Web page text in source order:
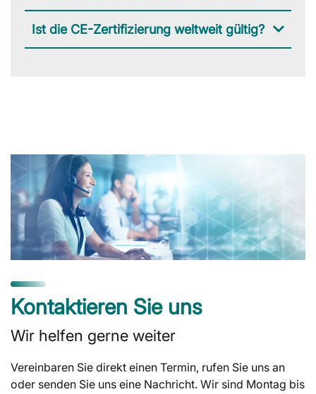
Ist die CE-Zertifizierung weltweit gültig?
Kontaktieren Sie uns
Wir helfen gerne weiter
Vereinbaren Sie direkt einen Termin, rufen Sie uns an
oder senden Sie uns eine Nachricht. Wir sind Montag bis